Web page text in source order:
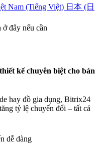
Nam (Tiếng Việt) 日本 (日
đây nếu cần
kế chuyên biệt cho bán
hay đồ gia dụng, Bitrix24
tỷ lệ chuyển đổi – tất cả
dễ dàng